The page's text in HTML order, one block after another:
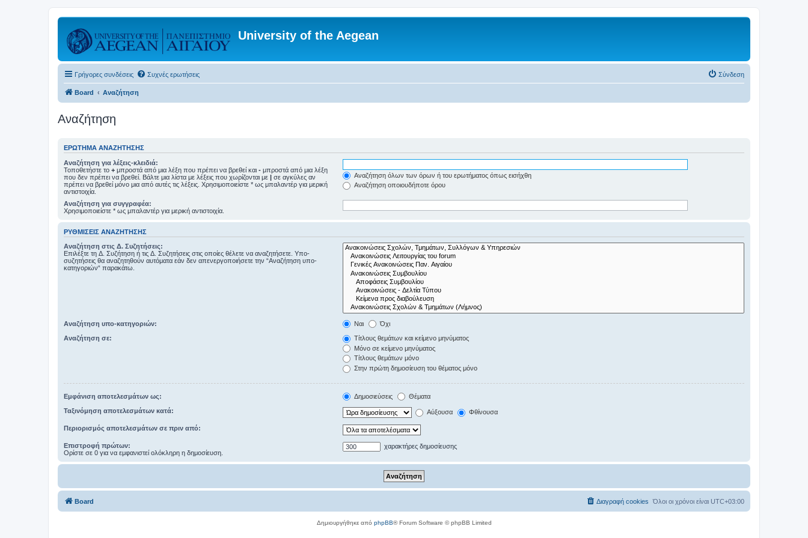
University of the Aegean
Γρήγορες συνδέσεις Συχνές ερωτήσεις Σύνδεση
Board Αναζήτηση
Αναζήτηση
ΕΡΏΤΗΜΑ ΑΝΑΖΉΤΗΣΗΣ
Αναζήτηση για λέξεις-κλειδιά:
Τοποθετήστε το + μπροστά από μια λέξη που πρέπει να βρεθεί και - μπροστά από μια λέξη
που δεν πρέπει να βρεθεί. Βάλτε μια λίστα με λέξεις που χωρίζονται με | σε αγκύλες αν
πρέπει να βρεθεί μόνο μια από αυτές τις λέξεις. Χρησιμοποιείστε * ως μπαλαντέρ για μερική
αντιστοιχία.
Αναζήτηση όλων των όρων ή του ερωτήματος όπως εισήχθη
Αναζήτηση οποιουδήποτε όρου
Αναζήτηση για συγγραφέα:
Χρησιμοποιείστε * ως μπαλαντέρ για μερική αντιστοιχία.
ΡΥΘΜΊΣΕΙΣ ΑΝΑΖΉΤΗΣΗΣ
Αναζήτηση στις Δ. Συζητήσεις:
Επιλέξτε τη Δ. Συζήτηση ή τις Δ. Συζητήσεις στις οποίες θέλετε να αναζητήσετε. Υπο-
συζητήσεις θα αναζητηθούν αυτόματα εάν δεν απενεργοποιήσετε την “Αναζήτηση υπο-
κατηγοριών“ παρακάτω.
Αναζήτηση υπο-κατηγοριών: Ναι Όχι
Αναζήτηση σε:
Τίτλους θεμάτων και κείμενο μηνύματος
Μόνο σε κείμενο μηνύματος
Τίτλους θεμάτων μόνο
Στην πρώτη δημοσίευση του θέματος μόνο
Εμφάνιση αποτελεσμάτων ως: Δημοσιεύσεις Θέματα
Ταξινόμηση αποτελεσμάτων κατά: Αύξουσα Φθίνουσα
Περιορισμός αποτελεσμάτων σε πριν από:
Επιστροφή πρώτων:
Ορίστε σε 0 για να εμφανιστεί ολόκληρη η δημοσίευση.
χαρακτήρες δημοσίευσης
Board Όλοι οι χρόνοι είναι UTC+03:00
Διαγραφή cookies
Δημιουργήθηκε από phpBB® Forum Software © phpBB Limited